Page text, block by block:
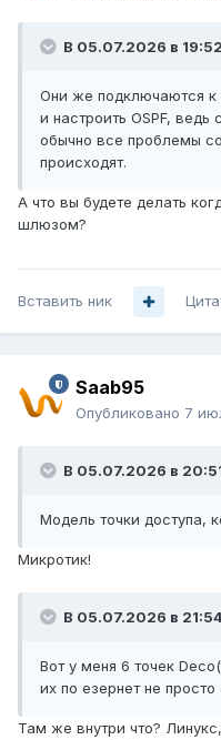
В 05.07.2026 в
Они же подключаются к
и настроить OSPF,
обычно все проблемы
происходят.
А что вы будете делать
шлюзом?
Вставить ник
Saab95
Опубликовано 7
В 05.07.2026 в
Модель точки доступа,
Микротик!
В 05.07.2026 в
Вот у меня 6 точек
их по езернет не
Там же внутри что?